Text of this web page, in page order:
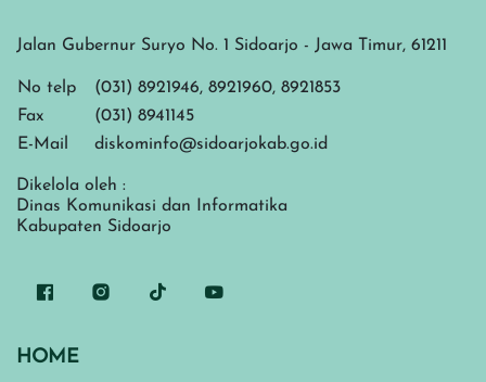
Jalan Gubernur Suryo No. 1 Sidoarjo - Jawa Timur, 61211
No telp
(031) 8921946, 8921960, 8921853
Fax
(031) 8941145
E-Mail
diskominfo@sidoarjokab.go.id
Dikelola oleh :
Dinas Komunikasi dan Informatika
Kabupaten Sidoarjo
HOME